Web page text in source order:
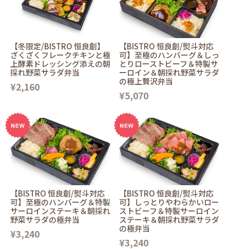
【冬限定/BISTRO 恒良創】
ざくざくフレークチキンと極
上酵素ドレッシング添えの朝
採れ野菜サラダ弁当
¥2,160
【BISTRO 恒良創/熨斗対応
可】至極のハンバーグ＆しっ
とりローストビーフ＆特製サ
ーロイン＆朝採れ野菜サラダ
の極上贅沢弁当
¥5,070
【BISTRO 恒良創/熨斗対応
可】至極のハンバーグ＆特製
サーロインステーキ＆朝採れ
野菜サラダの極弁当
¥3,240
【BISTRO 恒良創/熨斗対応
可】しっとりやわらかいロー
ストビーフ＆特製サーロイン
ステーキ＆朝採れ野菜サラダ
の極弁当
¥3,240